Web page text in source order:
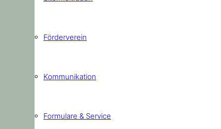
Förderverein
Kommunikation
Formulare & Service